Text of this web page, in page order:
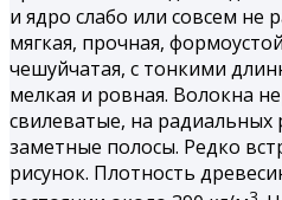
и ядро слабо или совсем не
мягкая, прочная,
чешуйчатая, с тонкими
мелкая и ровная. Волокна
свилеватые, на радиальных
заметные полосы. Редко
рисунок. Плотность